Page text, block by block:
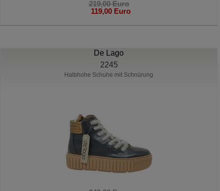
219,00 Euro
119,00 Euro
De Lago
2245
Halbhohe Schuhe mit Schnürung